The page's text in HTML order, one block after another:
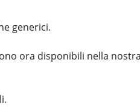
generici.
ora disponibili nella